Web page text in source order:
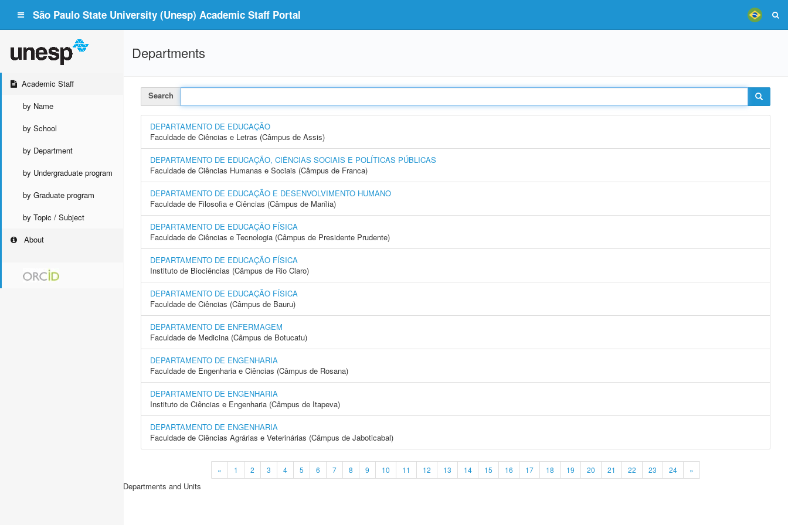
São Paulo State University (Unesp) Academic Staff Portal
Academic Staff
by Name
by School
by Department
by Undergraduate program
by Graduate program
by Topic / Subject
About
Departments
Search
DEPARTAMENTO DE EDUCAÇÃO
Faculdade de Ciências e Letras (Câmpus de Assis)
DEPARTAMENTO DE EDUCAÇÃO, CIÊNCIAS SOCIAIS E POLÍTICAS PÚBLICAS
Faculdade de Ciências Humanas e Sociais (Câmpus de Franca)
DEPARTAMENTO DE EDUCAÇÃO E DESENVOLVIMENTO HUMANO
Faculdade de Filosofia e Ciências (Câmpus de Marília)
DEPARTAMENTO DE EDUCAÇÃO FÍSICA
Faculdade de Ciências e Tecnologia (Câmpus de Presidente Prudente)
DEPARTAMENTO DE EDUCAÇÃO FÍSICA
Instituto de Biociências (Câmpus de Rio Claro)
DEPARTAMENTO DE EDUCAÇÃO FÍSICA
Faculdade de Ciências (Câmpus de Bauru)
DEPARTAMENTO DE ENFERMAGEM
Faculdade de Medicina (Câmpus de Botucatu)
DEPARTAMENTO DE ENGENHARIA
Faculdade de Engenharia e Ciências (Câmpus de Rosana)
DEPARTAMENTO DE ENGENHARIA
Instituto de Ciências e Engenharia (Câmpus de Itapeva)
DEPARTAMENTO DE ENGENHARIA
Faculdade de Ciências Agrárias e Veterinárias (Câmpus de Jaboticabal)
« 1 2 3 4 5 6 7 8 9 10 11 12 13 14 15 16 17 18 19 20 21 22 23 24 »
Departments and Units